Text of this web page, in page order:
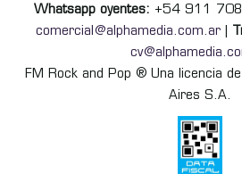
Whatsapp oyentes: +54 911
comercial@alphamedia.com.ar
FM Rock and Pop ® Una licencia
Aires S.A.